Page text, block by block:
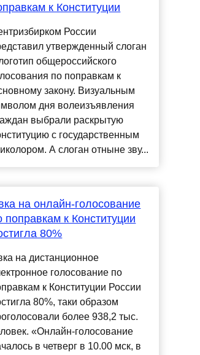
к Конституции
России
утвержденный слоган
общероссийского
по поправкам к
закону. Визуальным
дня волеизъявления
выбрали раскрытую
с государственным
А слоган отныне зву...
на онлайн-голосование
поправкам к Конституции
80%
на дистанционное
голосование по
к Конституции России
80%, таки образом
более 938,2 тыс.
«Онлайн-голосование
в четверг в 10.00 мск, в